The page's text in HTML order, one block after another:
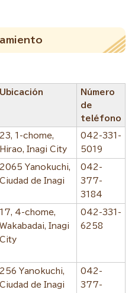
Ubicación
Número
de
teléfono
23, 1-chome,
Hirao, Inagi City
042-331-
5019
2065 Yanokuchi,
Ciudad de Inagi
042-
377-
3184
17, 4-chome,
Wakabadai, Inagi
City
042-331-
6258
256 Yanokuchi,
Ciudad de Inagi
042-
377-